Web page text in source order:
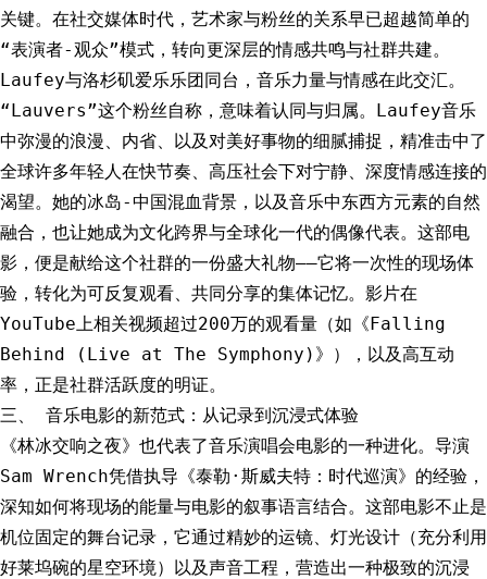
关键。在社交媒体时代，艺术家与粉丝的关系早已超越简单的
“表演者-观众”模式，转向更深层的情感共鸣与社群共建。
Laufey与洛杉矶爱乐乐团同台，音乐力量与情感在此交汇。
“Lauvers”这个粉丝自称，意味着认同与归属。Laufey音乐
中弥漫的浪漫、内省、以及对美好事物的细腻捕捉，精准击中了
全球许多年轻人在快节奏、高压社会下对宁静、深度情感连接的
渴望。她的冰岛-中国混血背景，以及音乐中东西方元素的自然
融合，也让她成为文化跨界与全球化一代的偶像代表。这部电
影，便是献给这个社群的一份盛大礼物——它将一次性的现场体
验，转化为可反复观看、共同分享的集体记忆。影片在
YouTube上相关视频超过200万的观看量（如《Falling
Behind (Live at The Symphony)》），以及高互动
率，正是社群活跃度的明证。
三、 音乐电影的新范式：从记录到沉浸式体验
《林冰交响之夜》也代表了音乐演唱会电影的一种进化。导演
Sam Wrench凭借执导《泰勒·斯威夫特：时代巡演》的经验，
深知如何将现场的能量与电影的叙事语言结合。这部电影不止是
机位固定的舞台记录，它通过精妙的运镜、灯光设计（充分利用
好莱坞碗的星空环境）以及声音工程，营造出一种极致的沉浸